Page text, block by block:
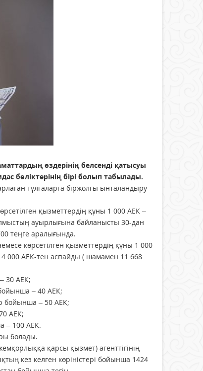
өздерінің белсенді қатысуы
бірі болып табылады.
тұлғаларға біржолғы ынталандыру
қызметтердің құны 1 000 АЕК –
ауырлығына байланысты 30-дан
теңге аралығында.
көрсетілген қызметтердің құны 1 000
000 АЕК-тен аспайды ( шамамен 11 668
30 АЕК;
– 40 АЕК;
бойынша – 50 АЕК;
АЕК;
– 100 АЕК.
болады.
қарсы қызмет) агенттігінің
кез келген көріністері бойынша 1424